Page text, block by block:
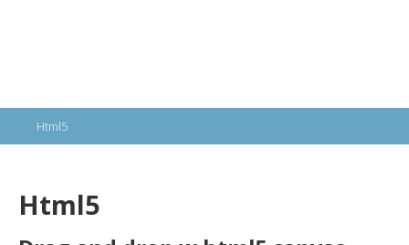
Html5
Html5